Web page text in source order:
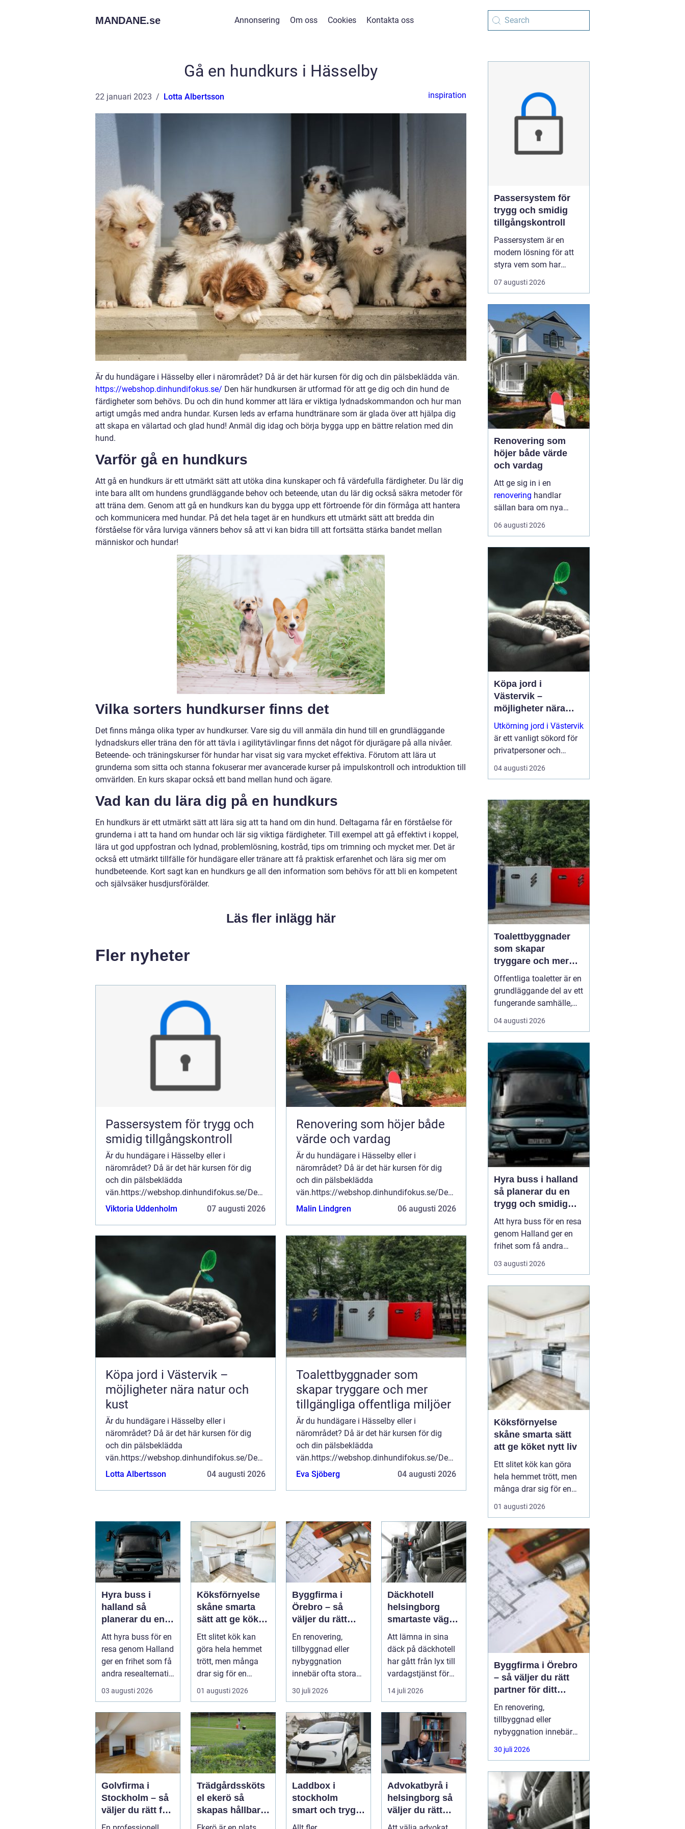
MANDANE.se Annonsering Om oss Cookies Kontakta oss
Gå en hundkurs i Hässelby
22 januari 2023 Lotta Albertsson inspiration
Är du hundägare i Hässelby eller i närområdet? Då är det här kursen för dig och din pälsbeklädda vän.
https://webshop.dinhundifokus.se/ Den här hundkursen är utformad för att ge dig och din hund de
färdigheter som behövs. Du och din hund kommer att lära er viktiga lydnadskommandon och hur man
artigt umgås med andra hundar. Kursen leds av erfarna hundtränare som är glada över att hjälpa dig
att skapa en välartad och glad hund! Anmäl dig idag och börja bygga upp en bättre relation med din
hund.
Varför gå en hundkurs
Att gå en hundkurs är ett utmärkt sätt att utöka dina kunskaper och få värdefulla färdigheter. Du lär dig
inte bara allt om hundens grundläggande behov och beteende, utan du lär dig också säkra metoder för
att träna dem. Genom att gå en hundkurs kan du bygga upp ett förtroende för din förmåga att hantera
och kommunicera med hundar. På det hela taget är en hundkurs ett utmärkt sätt att bredda din
förståelse för våra lurviga vänners behov så att vi kan bidra till att fortsätta stärka bandet mellan
människor och hundar!
Vilka sorters hundkurser finns det
Det finns många olika typer av hundkurser. Vare sig du vill anmäla din hund till en grundläggande
lydnadskurs eller träna den för att tävla i agilitytävlingar finns det något för djurägare på alla nivåer.
Beteende- och träningskurser för hundar har visat sig vara mycket effektiva. Förutom att lära ut
grunderna som sitta och stanna fokuserar mer avancerade kurser på impulskontroll och introduktion till
omvärlden. En kurs skapar också ett band mellan hund och ägare.
Vad kan du lära dig på en hundkurs
En hundkurs är ett utmärkt sätt att lära sig att ta hand om din hund. Deltagarna får en förståelse för
grunderna i att ta hand om hundar och lär sig viktiga färdigheter. Till exempel att gå effektivt i koppel,
lära ut god uppfostran och lydnad, problemlösning, kostråd, tips om trimning och mycket mer. Det är
också ett utmärkt tillfälle för hundägare eller tränare att få praktisk erfarenhet och lära sig mer om
hundbeteende. Kort sagt kan en hundkurs ge all den information som behövs för att bli en kompetent
och självsäker husdjursförälder.
Läs fler inlägg här
Fler nyheter
Passersystem för trygg och
smidig tillgångskontroll
Är du hundägare i Hässelby eller i
närområdet? Då är det här kursen för dig
och din pälsbeklädda
vän.https://webshop.dinhundifokus.se/Den
här hundkursen är utformad för att ge dig
Viktoria Uddenholm 07 augusti 2026
Renovering som höjer både
värde och vardag
Är du hundägare i Hässelby eller i
närområdet? Då är det här kursen för dig
och din pälsbeklädda
vän.https://webshop.dinhundifokus.se/Den
här hundkursen är utformad för att ge dig
Malin Lindgren 06 augusti 2026
Köpa jord i Västervik –
möjligheter nära natur och
kust
Är du hundägare i Hässelby eller i
närområdet? Då är det här kursen för dig
och din pälsbeklädda
vän.https://webshop.dinhundifokus.se/Den
här hundkursen är utformad för att ge dig
Lotta Albertsson 04 augusti 2026
Toalettbyggnader som
skapar tryggare och mer
tillgängliga offentliga miljöer
Är du hundägare i Hässelby eller i
närområdet? Då är det här kursen för dig
och din pälsbeklädda
vän.https://webshop.dinhundifokus.se/Den
här hundkursen är utformad för att ge dig
Eva Sjöberg 04 augusti 2026
Hyra buss i
halland så
planerar du en
trygg och
smidig resa
Att hyra buss för en
resa genom Halland
ger en frihet som få
andra resealternativ
erbjuder. Gruppen ...
03 augusti 2026
Köksförnyelse
skåne smarta
sätt att ge köket
nytt liv
Ett slitet kök kan
göra hela hemmet
trött, men många
drar sig för en
fullständig
renovering. Det tar...
01 augusti 2026
Byggfirma i
Örebro – så
väljer du rätt
partner för ditt
projekt
En renovering,
tillbyggnad eller
nybyggnation
innebär ofta stora
beslut, både
ekonomiskt ...
30 juli 2026
Däckhotell
helsingborg
smartaste vägen
till säkra
hjulskift
Att lämna in sina
däck på däckhotell
har gått från lyx till
vardagstjänst för
många bilägare. I
Hels...
14 juli 2026
Golvfirma i
Stockholm – så
väljer du rätt för
ett hållbart golv
Trädgårdssköts
el ekerö så
skapas hållbara
och vackra
Laddbox i
stockholm
smart och trygg
laddning hemma
Advokatbyrå i
helsingborg så
väljer du rätt
juridiskt stöd
Passersystem för
trygg och smidig
tillgångskontroll
Passersystem är en
modern lösning för att
styra vem som har
tillträde till en byggnad
eller ett utrymme, och
möjligt. Genom att
ersätta traditionella
nycklar med digitala
nyckelbärare som kort,
brickor eller koder får
fastighe...
07 augusti 2026
Renovering som
höjer både värde
och vardag
Att ge sig in i en
renovering handlar
sällan bara om nya
ytskikt. För många
handlar det om att
tryggare och håller
länge. En genomtänkt
renovering kan sänka
energik...
06 augusti 2026
Köpa jord i
Västervik –
möjligheter nära
natur och kust
Utkörning jord i Västervik
är ett vanligt sökord för
privatpersoner och
företag som planerar
nya trädgårdar,
04 augusti 2026
Toalettbyggnader
som skapar
tryggare och mer
tillgängliga
offentliga miljöer
Offentliga toaletter är en
grundläggande del av ett
fungerande samhälle,
men hamnar ofta längst
ned på prioriteringslistan
byggprojekt. Samtidigt
vet alla som någon gång
stått utan toalett i en
park, på en badplats eller
under et...
04 augusti 2026
Hyra buss i halland
så planerar du en
trygg och smidig
resa
Att hyra buss för en resa
genom Halland ger en
frihet som få andra
resealternativ erbjuder.
Gruppen håller ihop,
upplevelsen och
logistiken förenklas
märkbart. Samtidigt kan
det kännas svårt att veta
var man börjar: Hur stor
b...
03 augusti 2026
Köksförnyelse
skåne smarta sätt
att ge köket nytt liv
Ett slitet kök kan göra
hela hemmet trött, men
många drar sig för en
fullständig renovering.
Det tar tid, kostar mycket
ingrepp. Därför väljer allt
fler att satsa på
köksförnyelse i stället
för att riva ut och bygga
nytt. Med rä...
01 augusti 2026
Byggfirma i Örebro
– så väljer du rätt
partner för ditt
projekt
En renovering,
tillbyggnad eller
nybyggnation innebär
ofta stora beslut, både
ekonomiskt och
privatpersoner och
företag i Örebro ställer
sig samma fråga: hur
hittar man en trygg,
30 juli 2026